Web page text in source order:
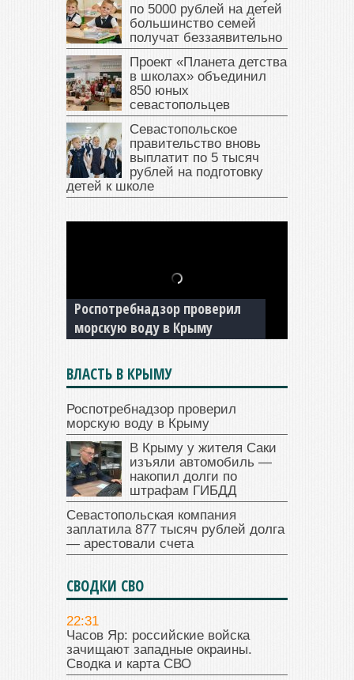
по 5000 рублей на детей
большинство семей
получат беззаявительно
Проект «Планета детства
в школах» объединил
850 юных
севастопольцев
Севастопольское
правительство вновь
выплатит по 5 тысяч
рублей на подготовку
детей к школе
В Крыму у жителя Саки
изъяли автомобиль —
накопил долги по штрафам
ГИБДД
ВЛАСТЬ В КРЫМУ
Роспотребнадзор проверил
морскую воду в Крыму
В Крыму у жителя Саки
изъяли автомобиль —
накопил долги по
штрафам ГИБДД
Севастопольская компания
заплатила 877 тысяч рублей долга
— арестовали счета
СВОДКИ СВО
22:31
Часов Яр: российские войска
зачищают западные окраины.
Сводка и карта СВО